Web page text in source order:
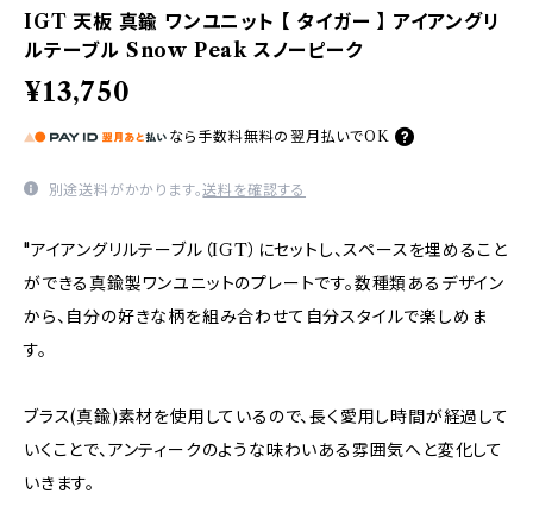
IGT 天板 真鍮 ワンユニット 【 タイガー 】 アイアングリ
ルテーブル Snow Peak スノーピーク
¥13,750
なら 手数料無料の 翌月払いでOK
別途送料がかかります。送料を確認する
"アイアングリルテーブル（IGT）にセットし、スペースを埋めること
ができる真鍮製ワンユニットのプレートです。数種類あるデザイン
から、自分の好きな柄を組み合わせて自分スタイルで楽しめま
す。
ブラス(真鍮)素材を使用しているので、長く愛用し時間が経過して
いくことで、アンティークのような味わいある雰囲気へと変化して
いきます。